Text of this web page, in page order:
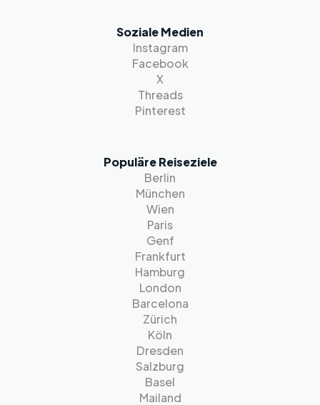
Soziale Medien
Instagram
Facebook
X
Threads
Pinterest
Populäre Reiseziele
Berlin
München
Wien
Paris
Genf
Frankfurt
Hamburg
London
Barcelona
Zürich
Köln
Dresden
Salzburg
Basel
Mailand